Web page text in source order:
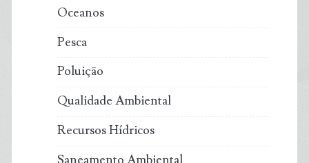
Oceanos
Pesca
Poluição
Qualidade Ambiental
Recursos Hídricos
Saneamento Ambiental